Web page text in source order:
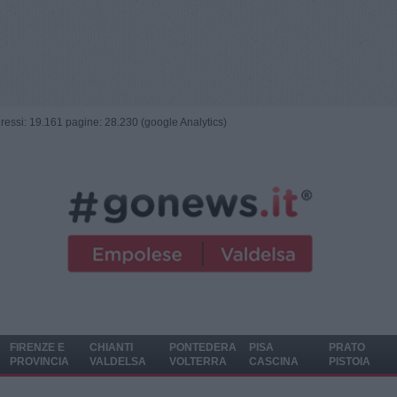
19.161 pagine: 28.230 (google Analytics)
FIRENZE E
PROVINCIA
CHIANTI
VALDELSA
PONTEDERA
VOLTERRA
PISA
CASCINA
PRATO
PISTOIA